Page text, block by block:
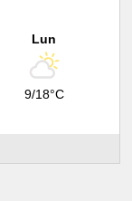
Lun
9/18°C